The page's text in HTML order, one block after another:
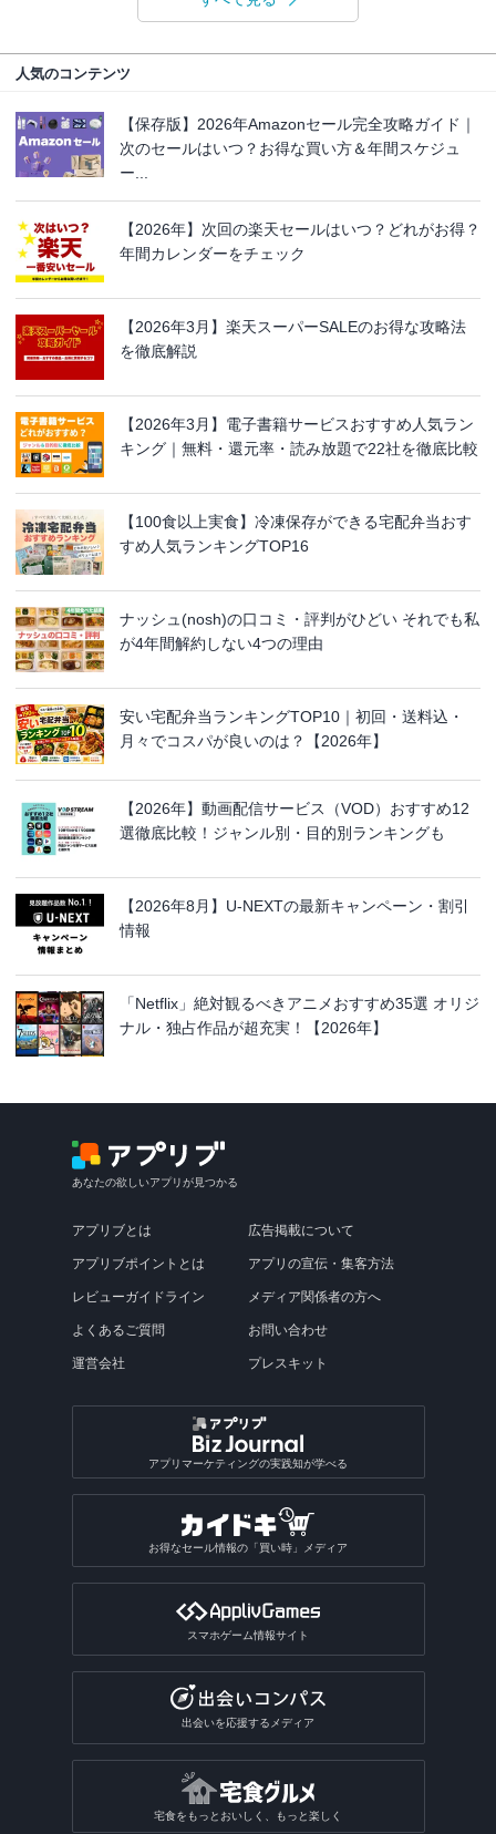
人気のコンテンツ
【保存版】2026年Amazonセール完全攻略ガイド｜
次のセールはいつ？お得な買い方＆年間スケジュ
ー...
【2026年】次回の楽天セールはいつ？どれがお得？
年間カレンダーをチェック
【2026年3月】楽天スーパーSALEのお得な攻略法
を徹底解説
【2026年3月】電子書籍サービスおすすめ人気ラン
キング｜無料・還元率・読み放題で22社を徹底比較
【100食以上実食】冷凍保存ができる宅配弁当おす
すめ人気ランキングTOP16
ナッシュ(nosh)の口コミ・評判がひどい それでも私
が4年間解約しない4つの理由
安い宅配弁当ランキングTOP10｜初回・送料込・
月々でコスパが良いのは？【2026年】
【2026年】動画配信サービス（VOD）おすすめ12
選徹底比較！ジャンル別・目的別ランキングも
【2026年8月】U-NEXTの最新キャンペーン・割引
情報
「Netflix」絶対観るべきアニメおすすめ35選 オリジ
ナル・独占作品が超充実！【2026年】
あなたの欲しいアプリが見つかる
アプリブとは
アプリブポイントとは
レビューガイドライン
よくあるご質問
運営会社
広告掲載について
アプリの宣伝・集客方法
メディア関係者の方へ
お問い合わせ
プレスキット
アプリマーケティングの実践知が学べる
お得なセール情報の「買い時」メディア
スマホゲーム情報サイト
出会いを応援するメディア
宅食をもっとおいしく、もっと楽しく